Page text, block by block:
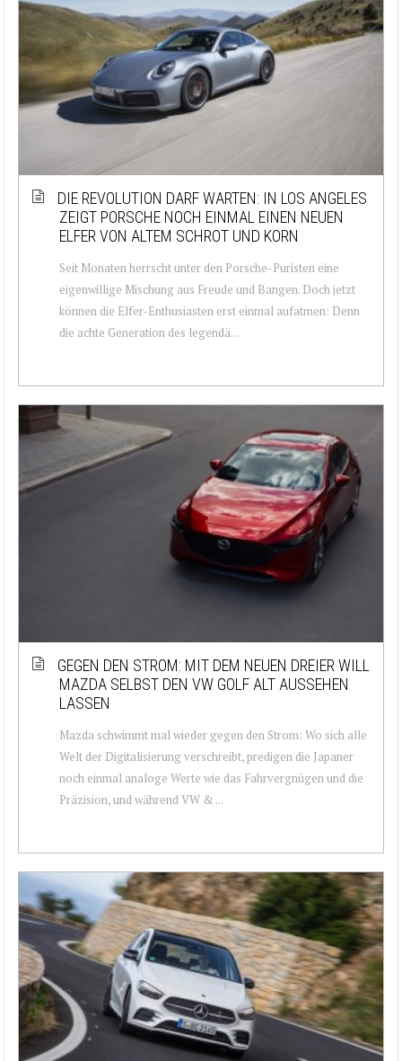
DIE REVOLUTION DARF WARTEN: IN LOS ANGELES
ZEIGT PORSCHE NOCH EINMAL EINEN NEUEN
ELFER VON ALTEM SCHROT UND KORN
Seit Monaten herrscht unter den Porsche-Puristen eine
eigenwillige Mischung aus Freude und Bangen. Doch jetzt
können die Elfer-Enthusiasten erst einmal aufatmen: Denn
die achte Generation des legendä...
GEGEN DEN STROM: MIT DEM NEUEN DREIER WILL
MAZDA SELBST DEN VW GOLF ALT AUSSEHEN
LASSEN
Mazda schwimmt mal wieder gegen den Strom: Wo sich alle
Welt der Digitalisierung verschreibt, predigen die Japaner
noch einmal analoge Werte wie das Fahrvergnügen und die
Präzision, und während VW & ...